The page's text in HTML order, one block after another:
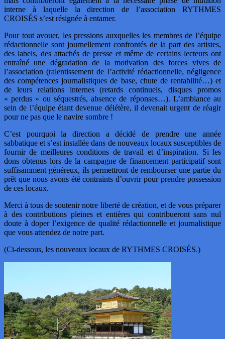
interne à laquelle la direction de l’association RYTHMES
CROISÉS s’est résignée à entamer.
Pour tout avouer, les pressions auxquelles les membres de l’équipe
rédactionnelle sont journellement confrontés de la part des artistes,
des labels, des attachés de presse et même de certains lecteurs ont
entraîné une dégradation de la motivation des forces vives de
l’association (ralentissement de l’activité rédactionnelle, négligence
des compétences journalistiques de base, chute de rentabilité…) et
de leurs relations internes (retards continuels, disques promos
« perdus » ou séquestrés, absence de réponses…). L’ambiance au
sein de l’équipe étant devenue délétère, il devenait urgent de réagir
pour ne pas que le navire sombre !
C’est pourquoi la direction a décidé de prendre une année
sabbatique et s’est installée dans de nouveaux locaux susceptibles de
fournir de meilleures conditions de travail et d’inspiration. Si les
dons obtenus lors de la campagne de financement participatif sont
suffisamment généreux, ils permettront de rembourser une partie du
prêt que nous avons été contraints d’ouvrir pour prendre possession
de ces locaux.
Merci à tous de soutenir notre liberté de création, et de vous préparer
à des contributions pleines et entières qui contribueront sans nul
doute à doper l’exigence de qualité rédactionnelle et journalistique
que vous attendez de notre part.
(Ci-dessous, les nouveaux locaux de RYTHMES CROISÉS.)